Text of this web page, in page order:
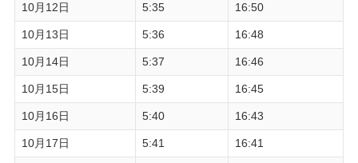
10月12日 5:35 16:50
10月13日 5:36 16:48
10月14日 5:37 16:46
10月15日 5:39 16:45
10月16日 5:40 16:43
10月17日 5:41 16:41